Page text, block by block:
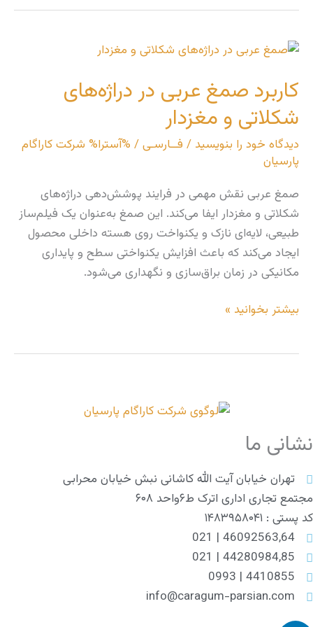
کاربرد صمغ عربی در دراژه‌های
شکلاتی و مغزدار
دیدگاه‌ خود را بنویسید / فــارسـی/ %آسترا% شرکت کاراگام
پارسیان
صمغ عربی نقش مهمی در فرایند پوشش‌دهی دراژه‌های
شکلاتی و مغزدار ایفا می‌کند. این صمغ به‌عنوان یک فیلم‌ساز
طبیعی، لایه‌ای نازک و یکنواخت روی هسته داخلی محصول
ایجاد می‌کند که باعث افزایش یکنواختی سطح و پایداری
مکانیکی در زمان براق‌سازی و نگهداری می‌شود.
کاربرد
عربی
در
دراژه‌های
شکلاتی
و
مغزدار
بیشتر بخوانید »
نشانی ما
تهران خیابان آیت الله کاشانی نبش خیابان محرابی
مجتمع تجاری اداری اترک ط۶واحد ۶۰۸
کد پستی : ۱۴۸۳۹۵۸۰۴۱
46092563,64 | 021
44280984,85 | 021
4410855 | 0993
info@caragum-parsian.com